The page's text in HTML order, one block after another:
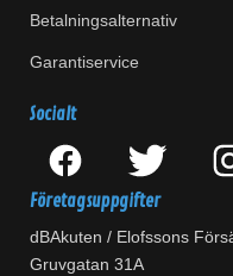
Betalningsalternativ
Garantiservice
Socialt
Företagsuppgifter
dBAkuten / Elofssons
Gruvgatan 31A